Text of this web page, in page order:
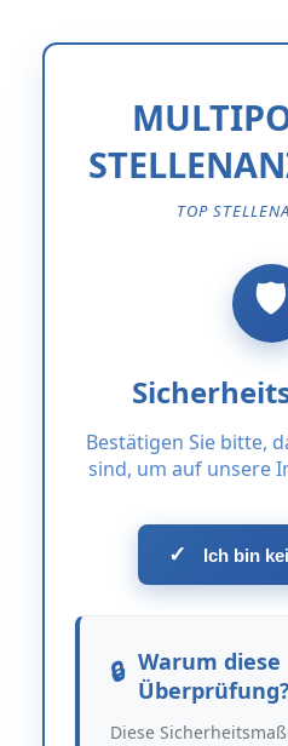
TOP
Bestätigen Sie bitte,
sind, um auf unsere
✓ Ich bin
Warum diese
Überprüfung?
Diese